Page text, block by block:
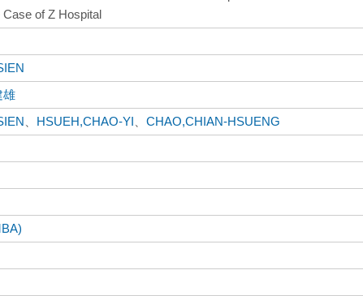
of Z Hospital
雄
HSUEH,CHAO-YI 、CHAO,CHIAN-HSUENG